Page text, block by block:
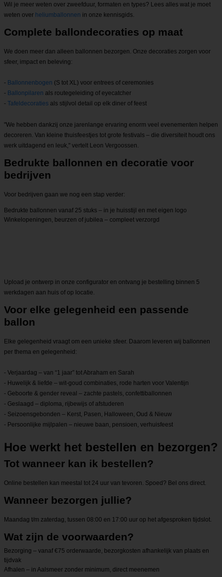
Wil je meer weten over zweefduur, formaten en types? Lees alles wat je moet
weten over heliumballonnen in onze kennisgids.
Complete ballondecoraties op maat
We doen meer dan alleen ballonnen bezorgen. Onze decoraties zorgen voor
sfeer, impact en beleving:
- Ballonnenbogen (S tot XL) voor entrees of ceremonies
- Ballonpilaren als routegeleiding of eyecatcher
- Tafeldecoraties als stijlvol detail op elk diner of feest
"We hebben dankzij onze jarenlange ervaring enorm veel evenementen helpen
decoreren. Van kleine thuisfeestjes tot grote festivals – die diversiteit houdt ons
werk uitdagend en leuk," vertelt Leon Vergoossen.
Bedrukte ballonnen en decoratie voor
bedrijven
Voor bedrijven gaan we nog een stap verder:
Bedrukte ballonnen vanaf 25 stuks – in je huisstijl en met eigen logo
Winkelopeningen, beurzen of jubilea – compleet verzorgd
Upload je ontwerp in onze configurator en ontvang je bestelling binnen 5
werkdagen aan huis of op locatie.
Voor elke gelegenheid een passende
ballon
Elke gelegenheid vraagt om een unieke sfeer. Daarom leveren wij ballonnen
per thema en gelegenheid:
- Verjaardag – van “1 jaar” tot Abraham en Sarah
- Huwelijk & liefde – wit-goud combinaties, rode harten voor Valentijn
- Geboorte & gender reveal – zachte pastels, confettiballonnen
- Geslaagd – diploma, rijbewijs of afstuderen
- Seizoensgebonden – Kerst, Pasen, Halloween, Oud & Nieuw
- Persoonlijke mijlpalen – nieuwe baan, pensioen, verhuisfeest
Hoe werkt het bestellen en bezorgen?
Tot wanneer kan ik bestellen?
Online bestellen kan meestal tot 24 uur van tevoren. Spoed? Bel ons direct.
Wanneer bezorgen jullie?
Maandag t/m zaterdag, tussen 08:00 en 17:00 uur op het afgesproken tijdslot.
Wat zijn de voorwaarden?
Bezorging – vanaf €75 orderwaarde, bezorgkosten afhankelijk van plaats en
tijdvak
Afhalen – in Aalsmeer zonder minimum, direct meenemen